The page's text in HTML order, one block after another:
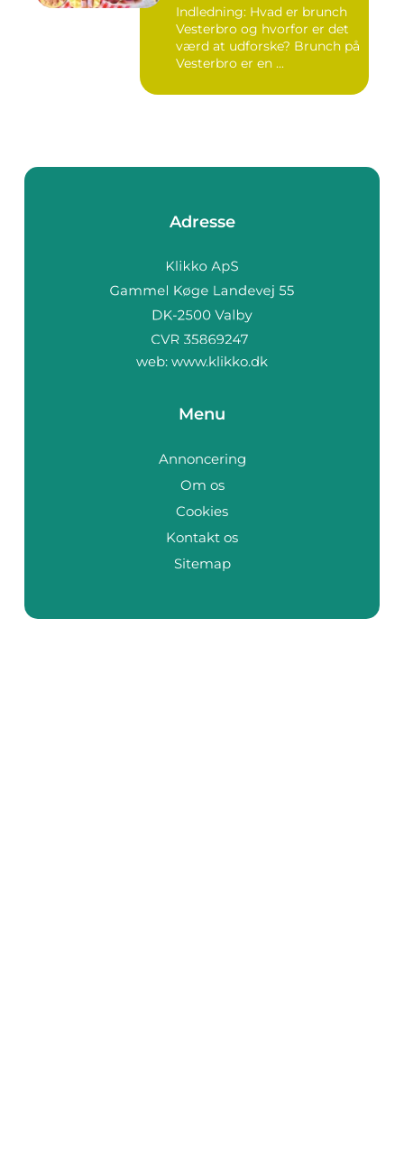
Indledning: Hvad er brunch
Vesterbro og hvorfor er det
værd at udforske? Brunch på
Vesterbro er en ...
Adresse
web: www.klikko.dk
Menu
Annoncering
Om os
Cookies
Kontakt os
Sitemap